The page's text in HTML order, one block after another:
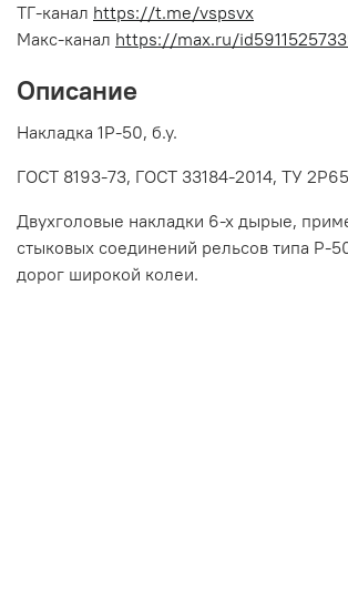
ТГ-канал https://t.me/vspsvx
Макс-канал https://max.ru/
Описание
Накладка 1Р-50, б.у.
ГOCT 8193-73, ГOCT 33184-2014, TУ
Двухголовые накладки 6-х дырые,
стыковых соединений рельсов типа Р-
дорог широкой колеи.